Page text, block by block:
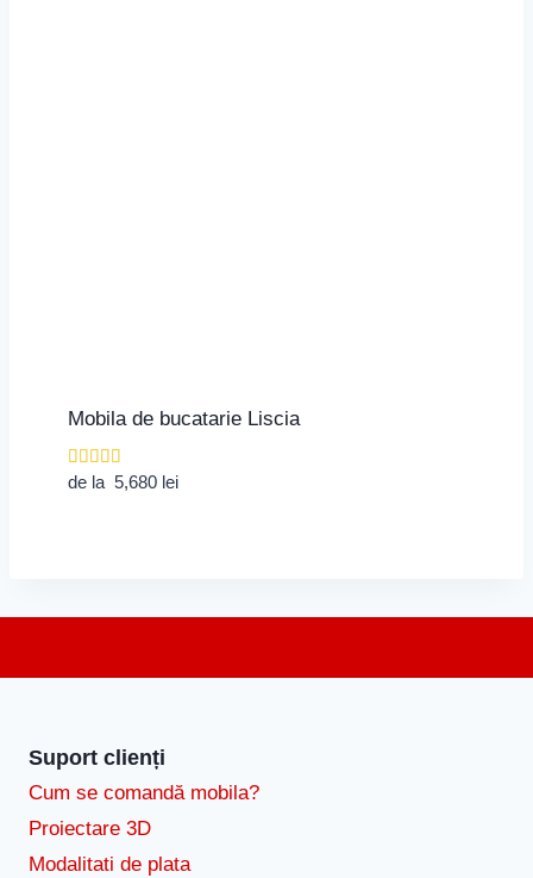
Mobila de bucatarie Liscia
Evaluat la
de la 5,680 lei
Suport clienți
Cum se comandă mobila?
Proiectare 3D
Modalitati de plata